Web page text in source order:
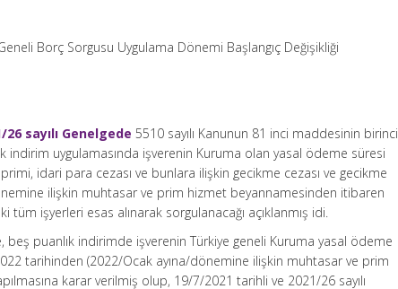
Borç Sorgusu Uygulama Dönemi Başlangıç Değişikliği
26 sayılı Genelgede 5510 sayılı Kanunun 81 inci maddesinin birinci
indirim uygulamasında işverenin Kuruma olan yasal ödeme süresi
idari para cezası ve bunlara ilişkin gecikme cezası ve gecikme
ilişkin muhtasar ve prim hizmet beyannamesinden itibaren
işyerleri esas alınarak sorgulanacağı açıklanmış idi.
beş puanlık indirimde işverenin Türkiye geneli Kuruma yasal ödeme
tarihinden (2022/Ocak ayına/dönemine ilişkin muhtasar ve prim
karar verilmiş olup, 19/7/2021 tarihli ve 2021/26 sayılı